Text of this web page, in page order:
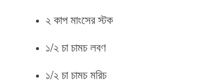
২ কাপ মাংসের স্টক
১/২ চা চামচ লবণ
১/২ চা চামচ মরিচ